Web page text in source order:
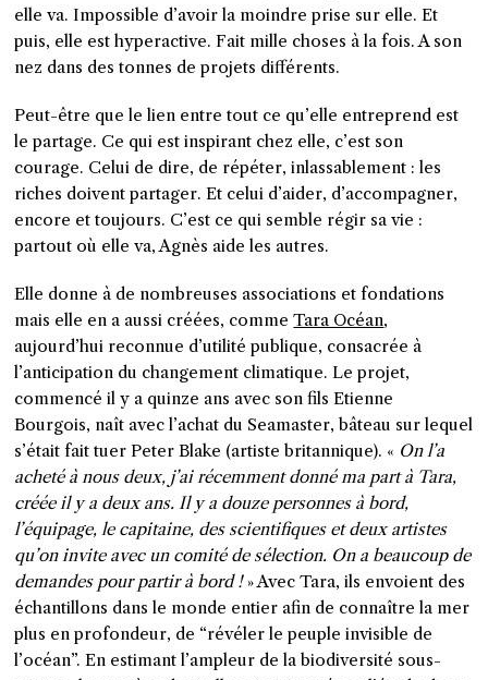
elle va. Impossible d’avoir la moindre prise sur elle. Et
puis, elle est hyperactive. Fait mille choses à la fois. A son
nez dans des tonnes de projets différents.
Peut-être que le lien entre tout ce qu’elle entreprend est
le partage. Ce qui est inspirant chez elle, c’est son
courage. Celui de dire, de répéter, inlassablement : les
riches doivent partager. Et celui d’aider, d’accompagner,
encore et toujours. C’est ce qui semble régir sa vie :
partout où elle va, Agnès aide les autres.
Elle donne à de nombreuses associations et fondations
mais elle en a aussi créées, commeTara Océan,
aujourd’hui reconnue d’utilité publique, consacrée à
l’anticipation du changement climatique. Le projet,
commencé il y a quinze ans avec son fils Etienne
Bourgois, naît avec l’achat du Seamaster, bâteau sur lequel
s’était fait tuer Peter Blake (artiste britannique). « On l’a
acheté à nous deux, j’ai récemment donné ma part à Tara,
créée il y a deux ans. Il y a douze personnes à bord,
l’équipage, le capitaine, des scientifiques et deux artistes
qu’on invite avec un comité de sélection. On a beaucoup de
demandes pour partir à bord !» Avec Tara, ils envoient des
échantillons dans le monde entier afin de connaître la mer
plus en profondeur, de “révéler le peuple invisible de
l’océan”. En estimant l’ampleur de la biodiversité sous-